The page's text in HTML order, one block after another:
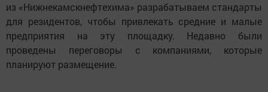
из «Нижнекамскнефтехима» разрабатываем стандарты
для резидентов, чтобы привлекать средние и малые
предприятия на эту площадку. Недавно были
проведены переговоры с компаниями, которые
планируют размещение.